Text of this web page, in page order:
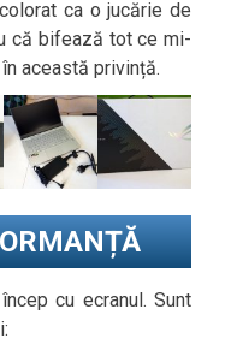
ca o jucărie de
că bifează tot ce mi-
această privință.
cu ecranul. Sunt